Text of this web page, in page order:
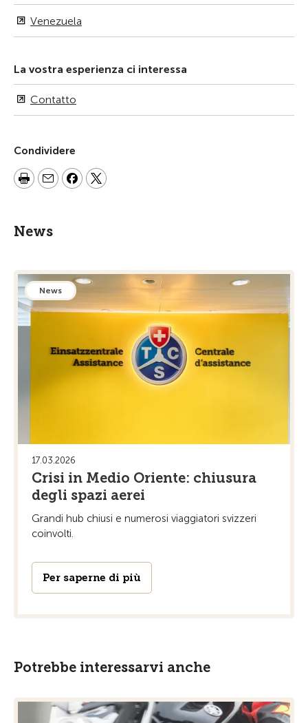
Venezuela
La vostra esperienza ci interessa
Contatto
Condividere
News
News
17.03.2026
Crisi in Medio Oriente: chiusura
degli spazi aerei
Grandi hub chiusi e numerosi viaggiatori svizzeri
coinvolti.
Per saperne di più
Potrebbe interessarvi anche